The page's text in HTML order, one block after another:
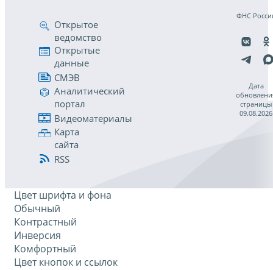
Открытое
ведомство
Открытые
данные
СМЭВ
Аналитический
портал
Видеоматериалы
Карта
сайта
RSS
ФНС
Дата
страницы
09.08.2026
Цвет шрифта и фона
Обычный
Контрастный
Инверсия
Комфортный
Цвет кнопок и ссылок